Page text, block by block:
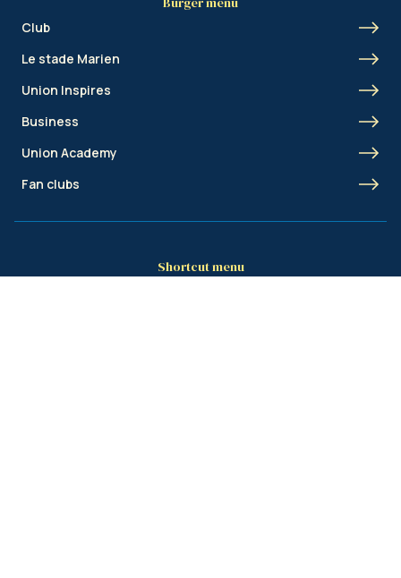
Club
Le stade Marien
Union Inspires
Business
Union Academy
Fan clubs
Shortcut menu